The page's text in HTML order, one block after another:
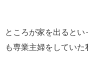
ところが家を出ると
も専業主婦をしていた